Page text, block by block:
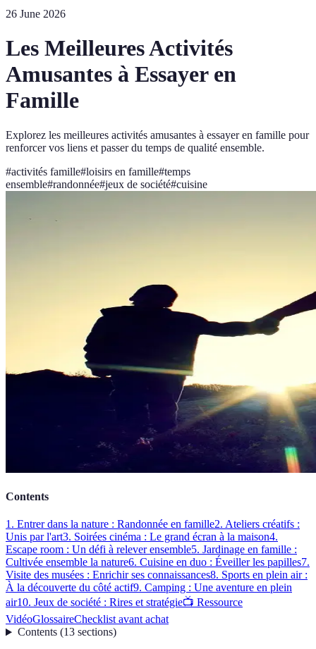
26 June 2026
Les Meilleures Activités
Amusantes à Essayer en
Famille
Explorez les meilleures activités amusantes à essayer en famille pour
renforcer vos liens et passer du temps de qualité ensemble.
#activités famille#loisirs en famille#temps
ensemble#randonnée#jeux de société#cuisine
Contents
1. Entrer dans la nature : Randonnée en famille2. Ateliers créatifs :
Unis par l'art3. Soirées cinéma : Le grand écran à la maison4.
Escape room : Un défi à relever ensemble5. Jardinage en famille :
Cultivée ensemble la nature6. Cuisine en duo : Éveiller les papilles7.
Visite des musées : Enrichir ses connaissances8. Sports en plein air :
À la découverte du côté actif9. Camping : Une aventure en plein
air10. Jeux de société : Rires et stratégie📺 Ressource
VidéoGlossaireChecklist avant achat
Contents(13 sections)